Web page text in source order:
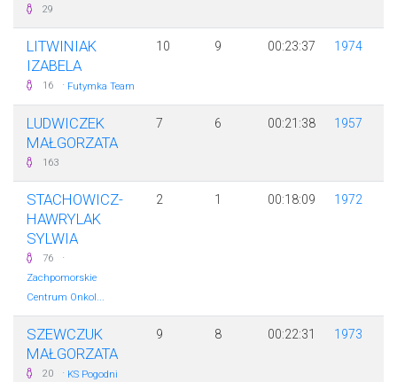
29
LITWINIAK
IZABELA
16 · Futymka Team
10 9 00:23:37 1974
LUDWICZEK
MAŁGORZATA
163
7 6 00:21:38 1957
STACHOWICZ-
HAWRYLAK
SYLWIA
76 ·
Zachpomorskie
Centrum Onkol...
2 1 00:18:09 1972
SZEWCZUK
MAŁGORZATA
20 · KS Pogodni
9 8 00:22:31 1973